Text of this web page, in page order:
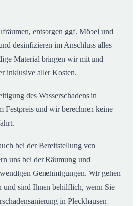
entsorgen ggf. Möbel und
desinfizieren im Anschluss alles
Material bringen wir mit und
inklusive aller Kosten.
des Wasserschadens in
Festpreis und wir berechnen keine
bei der Bereitstellung von
uns bei der Räumung und
Genehmigungen. Wir gehen
und sind Ihnen behilflich, wenn Sie
in Pleckhausen